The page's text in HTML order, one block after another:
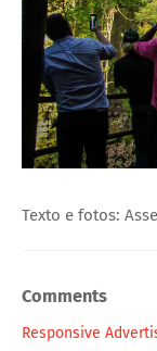
Texto e fotos:
Comments
Responsive